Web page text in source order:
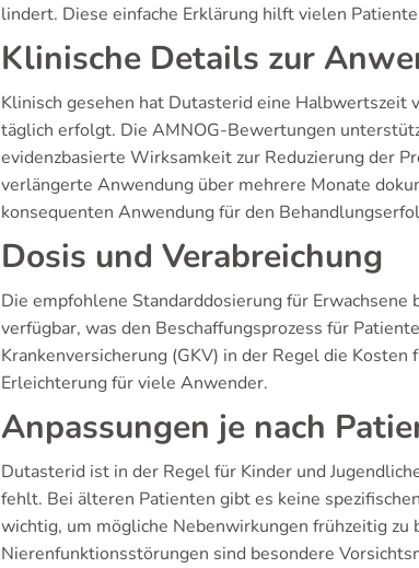
lindert. Diese einfache Erklärung hilft vielen
Klinische Details zur
Klinisch gesehen hat Dutasterid eine Halbwertszeit
täglich erfolgt. Die AMNOG-Bewertungen
evidenzbasierte Wirksamkeit zur Reduzierung der
verlängerte Anwendung über mehrere Monate
konsequenten Anwendung für den
Dosis und Verabreichung
Die empfohlene Standarddosierung für
verfügbar, was den Beschaffungsprozess für
Krankenversicherung (GKV) in der Regel die
Erleichterung für viele Anwender.
Anpassungen je nach
Dutasterid ist in der Regel für Kinder und
fehlt. Bei älteren Patienten gibt es keine
wichtig, um mögliche Nebenwirkungen frühzeitig
Nierenfunktionsstörungen sind besondere